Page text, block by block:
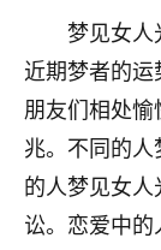
梦见女人
近期梦者的
朋友们相处
兆。不同的
的人梦见女
讼。恋爱中
超度，
2天前 来自
优秀的张
老师收徒
2天前 来